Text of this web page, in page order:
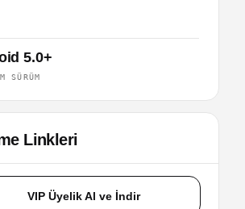
5.0+
SÜRÜM
Linkleri
VIP Üyelik Al ve İndir